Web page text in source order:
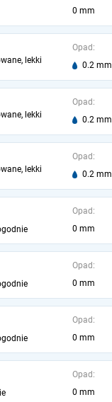
0 mm
lekki
Opad:
0.2 mm
lekki
Opad:
0.2 mm
lekki
Opad:
0.2 mm
Opad:
0 mm
Opad:
0 mm
Opad:
0 mm
Opad:
0 mm